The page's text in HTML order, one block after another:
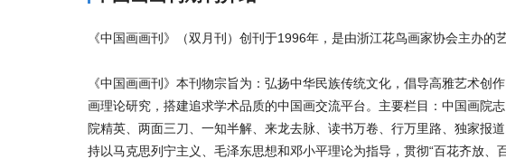
《中国画画刊》（双月刊）创刊于1996年，是由浙江花鸟画家协会主办的
《中国画画刊》本刊物宗旨为：弘扬中华民族传统文化，倡导高雅艺术创
画理论研究，搭建追求学术品质的中国画交流平台。主要栏目：中国画院
院精英、两面三刀、一知半解、来龙去脉、读书万卷、行万里路、独家报
持以马克思列宁主义、毛泽东思想和邓小平理论为指导，贯彻“百花齐放、